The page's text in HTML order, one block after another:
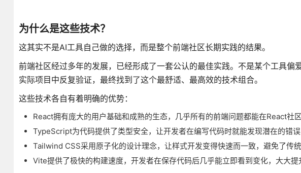
为什么是这些技术？
这其实不是AI工具自己做的选择，而是整个前端社区长期实践的结果。
前端社区经过多年的发展，已经形成了一套公认的最佳实践。不是某个工具
实际项目中反复验证，最终找到了这个最舒适、最高效的技术组合。
这些技术各自有着明确的优势：
React拥有庞大的用户基础和成熟的生态，几乎所有的前端问题都能在React社区
TypeScript为代码提供了类型安全，让开发者在编写代码时就能发现潜在的错误
Tailwind CSS采用原子化的设计理念，让样式开发变得快速而一致，避免了传统
Vite提供了极快的构建速度，开发者在保存代码后几乎能立即看到变化，大大提